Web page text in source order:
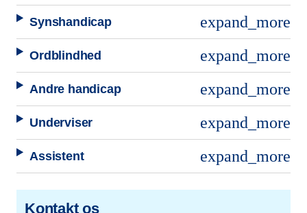
Synshandicap expand_more
Ordblindhed expand_more
Andre handicap expand_more
Underviser expand_more
Assistent expand_more
Kontakt os